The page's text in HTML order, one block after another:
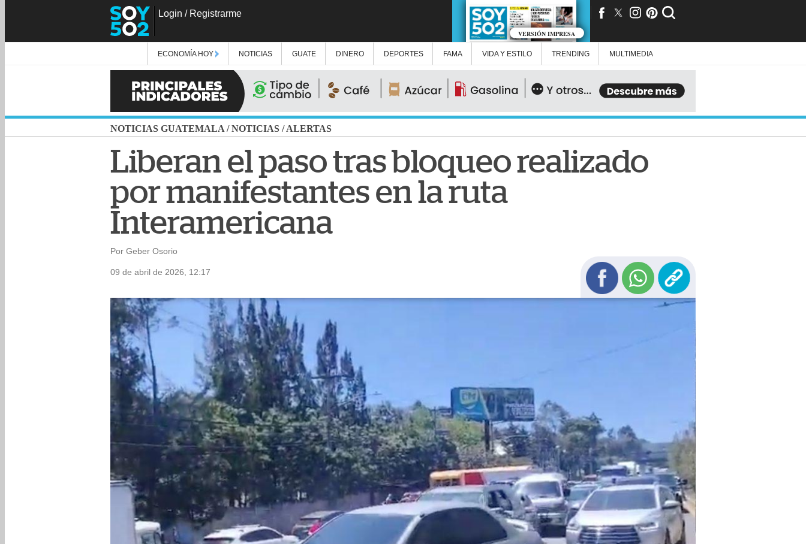
Login / Registrarme
VERSIÓN IMPRESA
ECONOMÍA HOY NOTICIAS GUATE DINERO DEPORTES FAMA VIDA Y ESTILO TRENDING MULTIMEDIA
NOTICIAS GUATEMALA /NOTICIAS /ALERTAS
Liberan el paso tras bloqueo realizado
por manifestantes en la ruta
Interamericana
Por Geber Osorio
09 de abril de 2026, 12:17